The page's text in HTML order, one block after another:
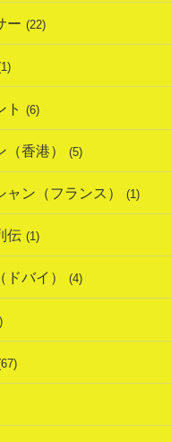
ー (22)
ト (6)
香港） (5)
ャン（フランス） (1)
伝 (1)
ドバイ） (4)